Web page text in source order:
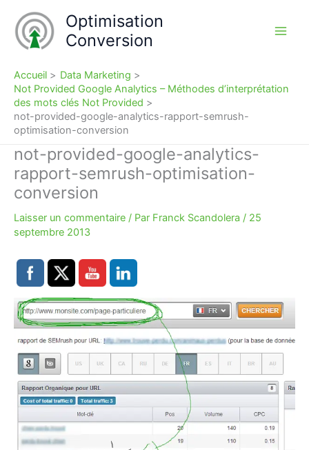
contenu
Optimisation
Conversion
Accueil
Data Marketing
Not Provided Google Analytics – Méthodes d’interprétation
des mots clés Not Provided
not-provided-google-analytics-rapport-semrush-
optimisation-conversion
not-provided-google-analytics-
rapport-semrush-optimisation-
conversion
Laisser un commentaire / Par Franck Scandolera / 25
septembre 2013